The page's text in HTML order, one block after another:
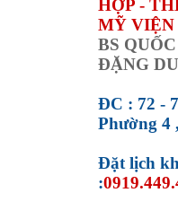
HỢP -
MỸ VIỆN
BS
ĐẶNG
ĐC : 72 -
Phường 4
Đặt lịch
: